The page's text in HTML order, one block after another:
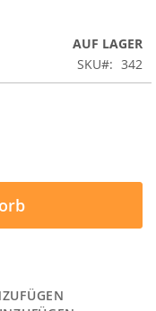
AUF LAGER
SKU
342